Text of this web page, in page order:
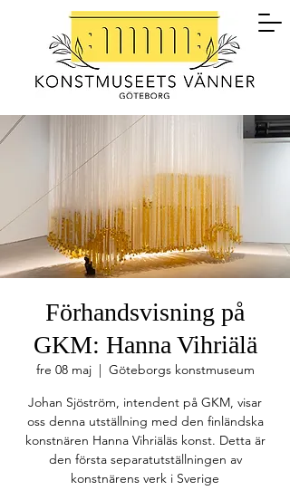
Förhandsvisning på
GKM: Hanna Vihriälä
fre 08 maj
  |
Göteborgs konstmuseum
Johan Sjöström, intendent på GKM, visar
oss denna utställning med den finländska
konstnären Hanna Vihriäläs konst. Detta är
den första separatutställningen av
konstnärens verk i Sverige